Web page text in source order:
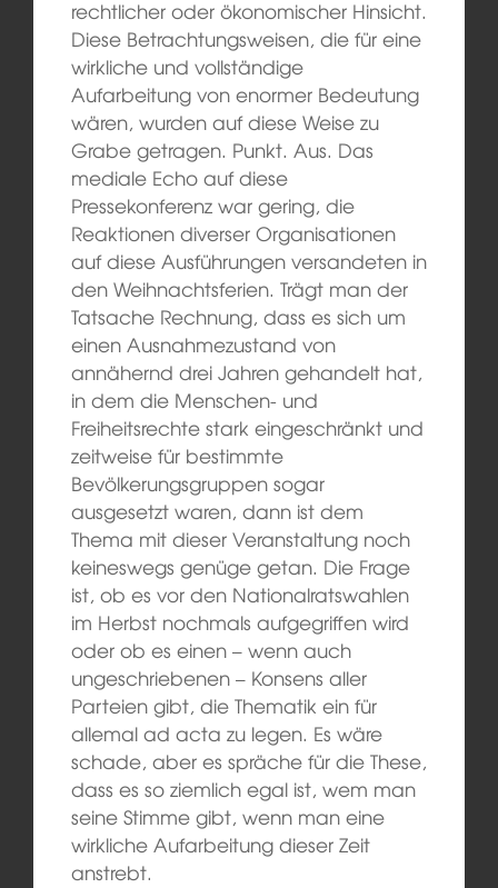
rechtlicher oder ökonomischer Hinsicht.
Diese Betrachtungsweisen, die für eine
wirkliche und vollständige
Aufarbeitung von enormer Bedeutung
wären, wurden auf diese Weise zu
Grabe getragen. Punkt. Aus. Das
mediale Echo auf diese
Pressekonferenz war gering, die
Reaktionen diverser Organisationen
auf diese Ausführungen versandeten in
den Weihnachtsferien. Trägt man der
Tatsache Rechnung, dass es sich um
einen Ausnahmezustand von
annähernd drei Jahren gehandelt hat,
in dem die Menschen- und
Freiheitsrechte stark eingeschränkt und
zeitweise für bestimmte
Bevölkerungsgruppen sogar
ausgesetzt waren, dann ist dem
Thema mit dieser Veranstaltung noch
keineswegs genüge getan. Die Frage
ist, ob es vor den Nationalratswahlen
im Herbst nochmals aufgegriffen wird
oder ob es einen – wenn auch
ungeschriebenen – Konsens aller
Parteien gibt, die Thematik ein für
allemal ad acta zu legen. Es wäre
schade, aber es spräche für die These,
dass es so ziemlich egal ist, wem man
seine Stimme gibt, wenn man eine
wirkliche Aufarbeitung dieser Zeit
anstrebt.